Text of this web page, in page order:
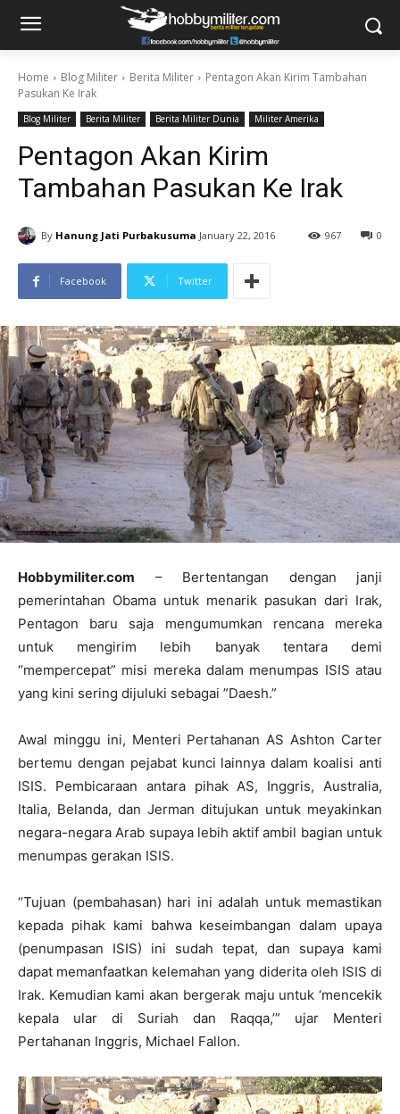
Home Blog Militer Berita Militer
Pentagon Akan Kirim Tambahan
Pasukan Ke Irak
Blog Militer Berita Militer Berita Militer Dunia Militer Amerika
Pentagon Akan Kirim
Tambahan Pasukan Ke Irak
By Hanung Jati Purbakusuma January 22, 2016 0
967
Facebook Twitter
Hobbymiliter.com – Bertentangan dengan janji
pemerintahan Obama untuk menarik pasukan dari Irak,
Pentagon baru saja mengumumkan rencana mereka
untuk mengirim lebih banyak tentara demi
“mempercepat” misi mereka dalam menumpas ISIS atau
yang kini sering dijuluki sebagai ”Daesh.”
Awal minggu ini, Menteri Pertahanan AS Ashton Carter
bertemu dengan pejabat kunci lainnya dalam koalisi anti
ISIS. Pembicaraan antara pihak AS, Inggris, Australia,
Italia, Belanda, dan Jerman ditujukan untuk meyakinkan
negara-negara Arab supaya lebih aktif ambil bagian untuk
menumpas gerakan ISIS.
“Tujuan (pembahasan) hari ini adalah untuk memastikan
kepada pihak kami bahwa keseimbangan dalam upaya
(penumpasan ISIS) ini sudah tepat, dan supaya kami
dapat memanfaatkan kelemahan yang diderita oleh ISIS di
Irak. Kemudian kami akan bergerak maju untuk ‘mencekik
kepala ular di Suriah dan Raqqa,’” ujar Menteri
Pertahanan Inggris, Michael Fallon.